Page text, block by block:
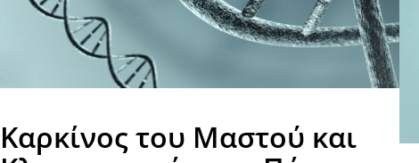
Καρκίνος του Μαστού και